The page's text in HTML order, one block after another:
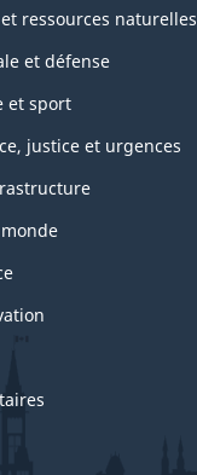
ressources naturelles
et défense
et sport
justice et urgences